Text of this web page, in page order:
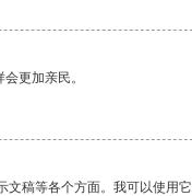
更加亲民。
稿等各个方面。我可以使用